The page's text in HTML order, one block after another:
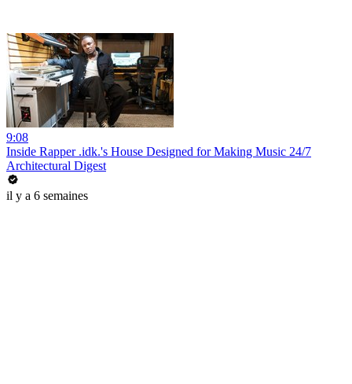
9:08
Inside Rapper .idk.'s House Designed for Making Music 24/7
Architectural Digest
il y a 6 semaines